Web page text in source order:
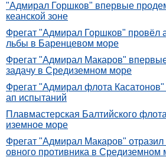
"Адмирал Горшков" впервые
кеанской зоне
Фрегат "Адмирал Горшков" провёл
льбы в Баренцевом море
Фрегат "Адмирал Макаров"
задачу в Средиземном море
Фрегат "Адмирал флота
ап испытаний
Плавмастерская Балтийского
иземное море
Фрегат "Адмирал Макаров" отразил
овного противника в Средиземном